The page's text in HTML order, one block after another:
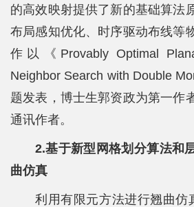
的高效映射提供了新的基础算法
布局感知优化、时序驱动布线等
作以《Provably Optimal
Neighbor Search with Double
题发表，博士生郭资政为第一作
通讯作者。
2.基于新型网格划分算法和
曲仿真
利用有限元方法进行翘曲仿